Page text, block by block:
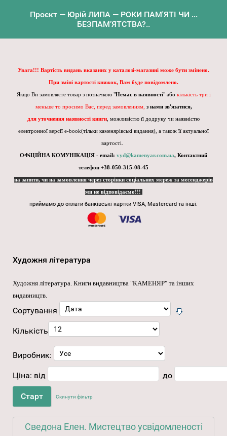
Проєкт — Юрій ЛИПА — РОКИ ПАМ'ЯТІ ЧИ ...
БЕЗПАМ’ЯТСТВА?..
Увага!!! Вартість видань вказаних у каталозі-магазині може бути змінено.
При зміні вартості книжок, Вам буде повідомлено.
Якщо Ви замовляєте товар з позначкою "Немає в наявності" або кількість три і
меньше то просимо Вас, перед замовленням, з нами зв'язатися,
для уточнення наявності книги , можливістю її додруку чи наявністю
електронної версії e-book(тільки каменярівські видання), а також її актуальної
вартості.
ОФіЦІЙНА КОМУНІКАЦІЯ - email: vyd@kamenyar.com.ua, Контактний
телефон +38-050-315-08-45
на запити, чи на замовлення через сторінки соціальних мереж та месенджерів
ми не відповідаємо!!!
приймамо до оплати банківські картки VISA, Mastercard та інші.
Художня література
Художня література. Книги видавництва "КАМЕНЯР" та інших
видавництв.
Сортування
Кількість
Виробник:
Ціна: від до
Скинути фільтр
Сведона Елен. Мистецтво усвідомленості